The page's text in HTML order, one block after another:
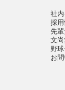
社内
採
先
文
野
お